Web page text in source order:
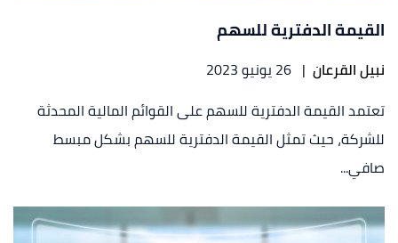
القيمة الدفترية للسهم
نبيل القرعان | 26 يونيو 2023
تعتمد القيمة الدفترية للسهم على القوائم المالية المحدثة
للشركة، حيث تمثل القيمة الدفترية للسهم بشكل مبسط
صافي...